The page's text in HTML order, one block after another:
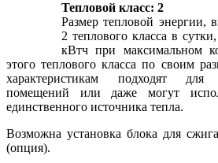
Тепловой класс: 2
Размер тепловой энергии,
2 теплового класса в
кВтч при максимальном
этого теплового класса по своим
характеристикам подходят
помещений или даже могут
единственного источника тепла.
Возможна установка блока для
(опция).